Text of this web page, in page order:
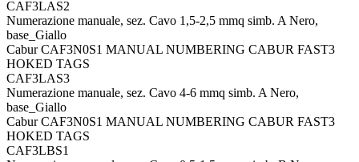
CAF3LAS2
Numerazione manuale, sez. Cavo 1,5-2,5 mmq simb. A Nero,
base_Giallo
Cabur CAF3N0S1 MANUAL NUMBERING CABUR FAST3
HOKED TAGS
CAF3LAS3
Numerazione manuale, sez. Cavo 4-6 mmq simb. A Nero,
base_Giallo
Cabur CAF3N0S1 MANUAL NUMBERING CABUR FAST3
HOKED TAGS
CAF3LBS1